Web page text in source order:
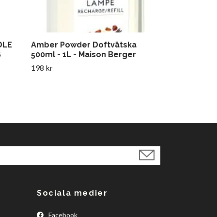
Amber Powder Doftvätska
500ml - 1L - Maison Berger
198 kr
Sociala medier
Facebook